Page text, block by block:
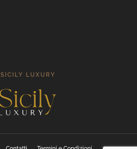
SICILY LUXURY